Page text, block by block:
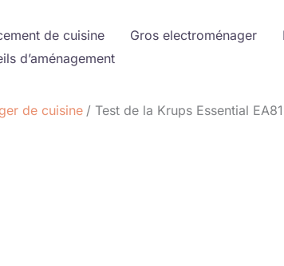
de cuisine Gros electroménager
d’aménagement
de cuisine Test de la Krups Essential